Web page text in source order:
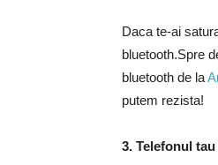
Daca te-ai
bluetooth.Spre
bluetooth de la
putem rezista!
3. Telefonul